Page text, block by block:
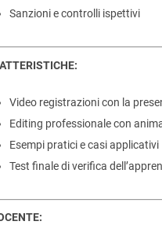
Sanzioni e controlli ispettivi
Video registrazioni con la
Editing professionale con
Esempi pratici e casi applicativi
Test finale di verifica